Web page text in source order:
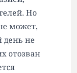
Но
может,
день не
отозван